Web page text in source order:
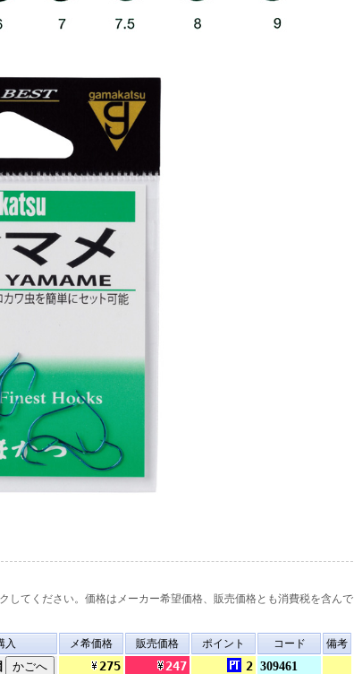
してください。価格はメーカー希望価格、販売価格とも消費税を含んで
入 メ希価格 販売価格 ポイント コード 備考
275 247 2 309461